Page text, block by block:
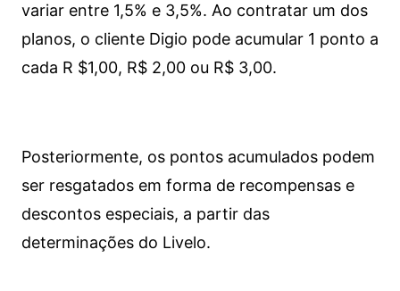
variar entre 1,5% e 3,5%. Ao contratar um dos
planos, o cliente Digio pode acumular 1 ponto a
cada R $1,00, R$ 2,00 ou R$ 3,00.
Posteriormente, os pontos acumulados podem
ser resgatados em forma de recompensas e
descontos especiais, a partir das
determinações do Livelo.